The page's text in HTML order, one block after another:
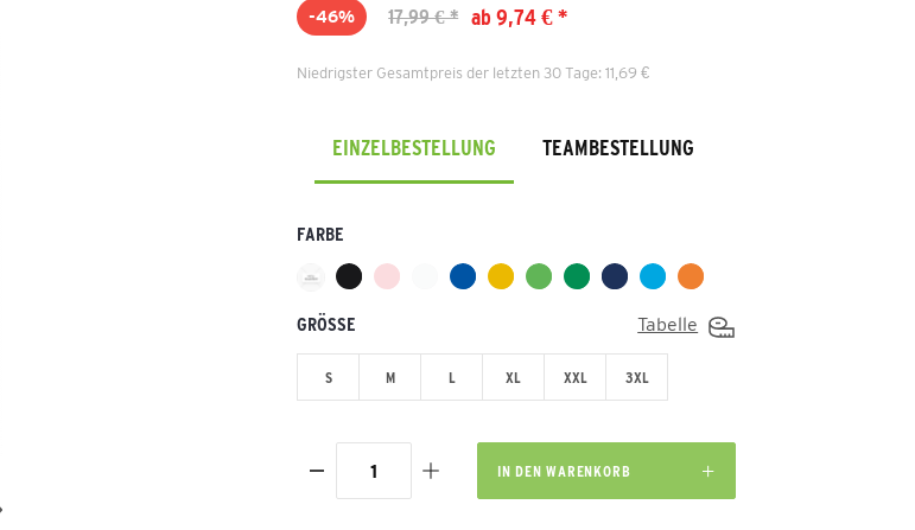
ab 9,74 € *
17,99 € *
-46%
Niedrigster Gesamtpreis der letzten 30 Tage: 11,69 €
EINZELBESTELLUNG TEAMBESTELLUNG
FARBE
GRÖSSE Tabelle
S M L XL XXL 3XL
IN DEN WARENKORB